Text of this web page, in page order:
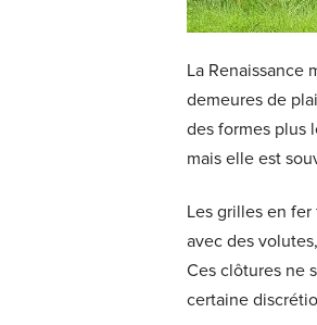
La Renaissance
demeures de
des formes plus
mais elle est
Les grilles en
avec des
Ces clôtures ne
certaine